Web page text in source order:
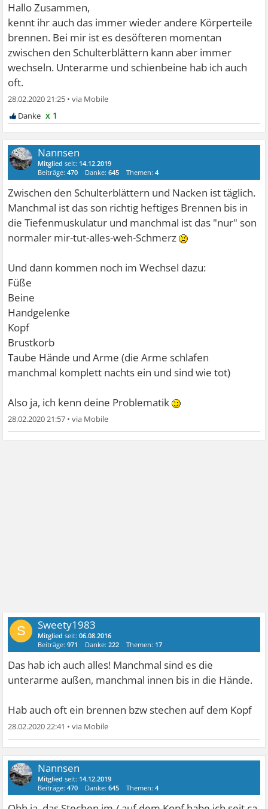
Hallo Zusammen,
kennt ihr auch das immer wieder andere Körperteile
brennen. Bei mir ist es desöfteren momentan
zwischen den Schulterblättern kann aber immer
wechseln. Unterarme und schienbeine hab ich auch
oft.
28.02.2020 21:25 •
x 1
Nannsen
Mitglied seit: 14.12.2019
Beiträge:470 Danke:645 Themen:4
Zwischen den Schulterblättern und Nacken ist täglich.
Manchmal ist das son richtig heftiges Brennen bis in
die Tiefenmuskulatur und manchmal ist das "nur" son
normaler mir-tut-alles-weh-Schmerz
Und dann kommen noch im Wechsel dazu:
Füße
Beine
Handgelenke
Kopf
Brustkorb
Taube Hände und Arme (die Arme schlafen
manchmal komplett nachts ein und sind wie tot)
Also ja, ich kenn deine Problematik
28.02.2020 21:57 •
S Sweety1983
Mitglied seit:06.08.2016
Beiträge:971 Danke:222 Themen: 17
Das hab ich auch alles! Manchmal sind es die
unterarme außen, manchmal innen bis in die Hände.
Hab auch oft ein brennen bzw stechen auf dem Kopf
28.02.2020 22:41 •
Nannsen
Mitglied seit: 14.12.2019
Beiträge:470 Danke:645 Themen:4